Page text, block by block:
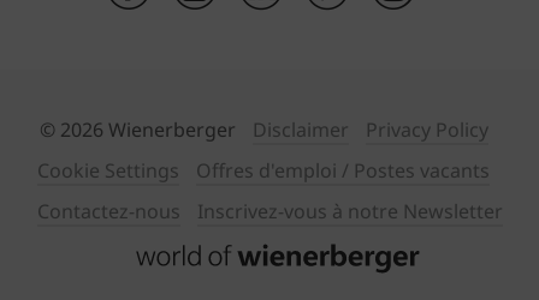
© 2026 Wienerberger Disclaimer
Privacy Policy
Cookie Settings
Offres d'emploi / Postes vacants
Contactez-nous
Inscrivez-vous à notre Newsletter